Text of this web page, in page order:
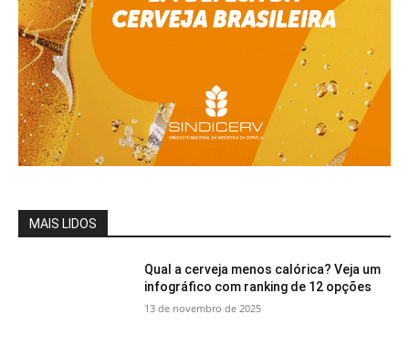
MAIS LIDOS
Qual a cerveja menos calórica? Veja um
infográfico com ranking de 12 opções
13 de novembro de 2025